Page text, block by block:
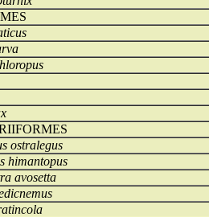
ostralegus
himantopus
avosetta